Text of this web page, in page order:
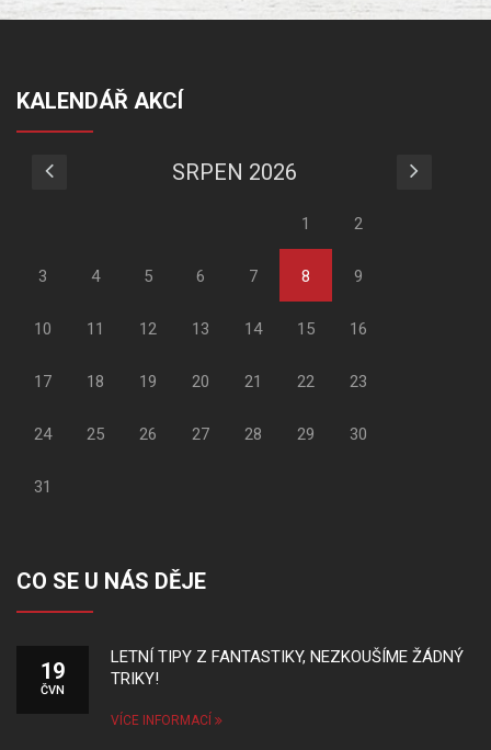
KALENDÁŘ AKCÍ
SRPEN 2026
1 2
3 4 5 6 7 8 9
10 11 12 13 14 15 16
17 18 19 20 21 22 23
24 25 26 27 28 29 30
31
CO SE U NÁS DĚJE
19
ČVN
LETNÍ TIPY Z FANTASTIKY, NEZKOUŠÍME ŽÁDNÝ
TRIKY!
VÍCE INFORMACÍ